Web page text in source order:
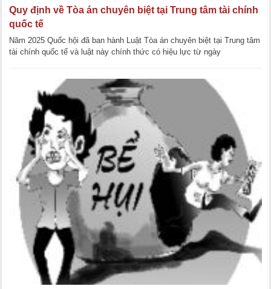
Quy định về Tòa án chuyên biệt tại Trung tâm tài chính
quốc tế
Năm 2025 Quốc hội đã ban hành Luật Tòa án chuyên biệt tại Trung tâm
tài chính quốc tế và luật này chính thức có hiệu lực từ ngày